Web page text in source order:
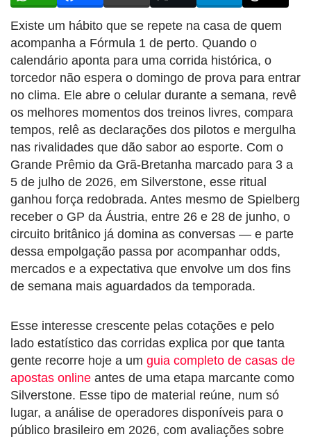
Existe um hábito que se repete na casa de quem
acompanha a Fórmula 1 de perto. Quando o
calendário aponta para uma corrida histórica, o
torcedor não espera o domingo de prova para entrar
no clima. Ele abre o celular durante a semana, revê
os melhores momentos dos treinos livres, compara
tempos, relê as declarações dos pilotos e mergulha
nas rivalidades que dão sabor ao esporte. Com o
Grande Prêmio da Grã-Bretanha marcado para 3 a
5 de julho de 2026, em Silverstone, esse ritual
ganhou força redobrada. Antes mesmo de Spielberg
receber o GP da Áustria, entre 26 e 28 de junho, o
circuito britânico já domina as conversas — e parte
dessa empolgação passa por acompanhar odds,
mercados e a expectativa que envolve um dos fins
de semana mais aguardados da temporada.
Esse interesse crescente pelas cotações e pelo
lado estatístico das corridas explica por que tanta
gente recorre hoje a um guia completo de casas de
apostas online antes de uma etapa marcante como
Silverstone. Esse tipo de material reúne, num só
lugar, a análise de operadores disponíveis para o
público brasileiro em 2026, com avaliações sobre